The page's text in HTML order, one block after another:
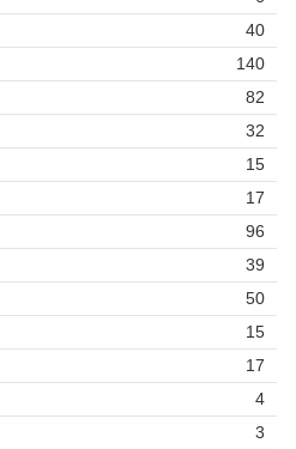
40
140
82
32
15
17
96
39
50
15
17
4
3